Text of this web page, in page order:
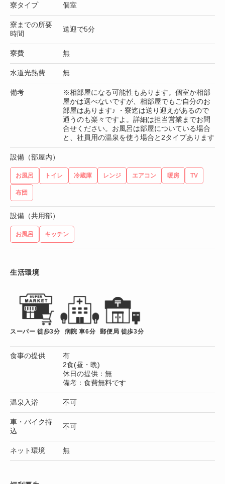
寮タイプ 個室
寮までの所要
時間
送迎で5分
寮費 無
水道光熱費 無
備考
※相部屋になる可能性もあります。個室か相部
屋かは選べないですが、相部屋でもご自分のお
部屋はあります♪ ・寮迄は送り迎えがあるので
通うのも楽々ですよ。詳細は担当営業までお問
合せください。お風呂は部屋についている場合
と、社員用の温泉を使う場合と2タイプあります
設備（部屋内）
お風呂 トイレ 冷蔵庫 レンジ エアコン 暖房 TV
布団
設備（共用部）
お風呂 キッチン
生活環境
スーパー 徒歩3分 病院 車6分 郵便局 徒歩3分
食事の提供
有
2食(昼・晩)
休日の提供：無
備考：食費無料です
温泉入浴 不可
車・バイク持
込
不可
ネット環境 無